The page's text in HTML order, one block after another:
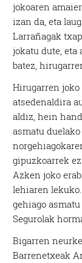
jokoaren
izan da, eta
Larrañagak
jokatu dute, eta
batez,
Hirugarren
atsedenaldira
aldiz, hein
asmatu
gipuzkoarrek
Azken joko
lehiaren
gehiago
Segurolak
Bigarren
Barrenetxeak